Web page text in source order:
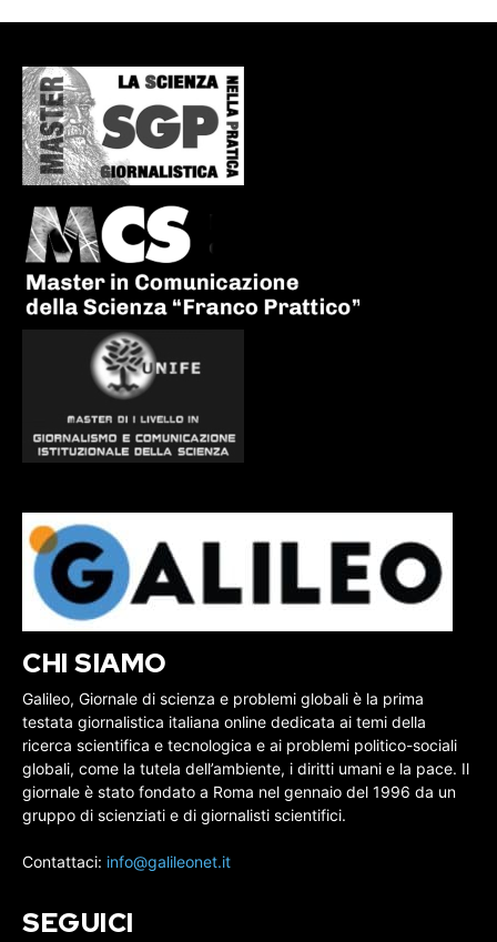
CHI SIAMO
Galileo, Giornale di scienza e problemi globali è la prima
testata giornalistica italiana online dedicata ai temi della
ricerca scientifica e tecnologica e ai problemi politico-sociali
globali, come la tutela dell’ambiente, i diritti umani e la pace. Il
giornale è stato fondato a Roma nel gennaio del 1996 da un
gruppo di scienziati e di giornalisti scientifici.
Contattaci: info@galileonet.it
SEGUICI